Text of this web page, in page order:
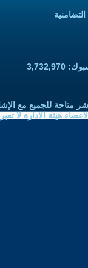
متاحة للجميع مع
هيئة الادارة لا